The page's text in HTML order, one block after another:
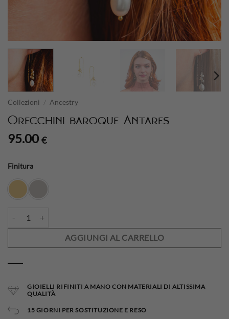
Collezioni / Ancestry
Orecchini baroque Antares
95.00 €
Finitura
AGGIUNGI AL CARRELLO
GIOIELLI RIFINITI A MANO CON MATERIALI DI ALTISSIMA
QUALITÀ
15 GIORNI PER SOSTITUZIONE E RESO